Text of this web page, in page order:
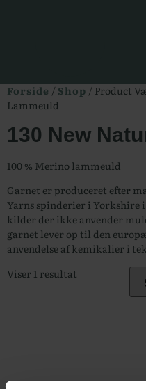
Forside / Shop / Product
Lammeuld
130 New
100 % Merino lammeuld
Garnet er produceret efter
Yarns spinderier i Yorkshire
kilder der ikke anvender
garnet lever op til den
anvendelse af kemikalier i
Viser 1 resultat